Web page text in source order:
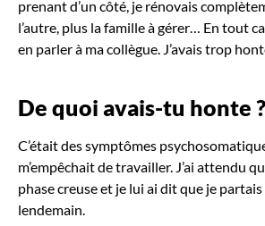
prenant d’un côté, je rénovais
l’autre, plus la famille à gérer… En tout
en parler à ma collègue. J’avais trop
De quoi avais-tu honte ?
C’était des symptômes
m’empêchait de travailler. J’ai attendu
phase creuse et je lui ai dit que je
lendemain.